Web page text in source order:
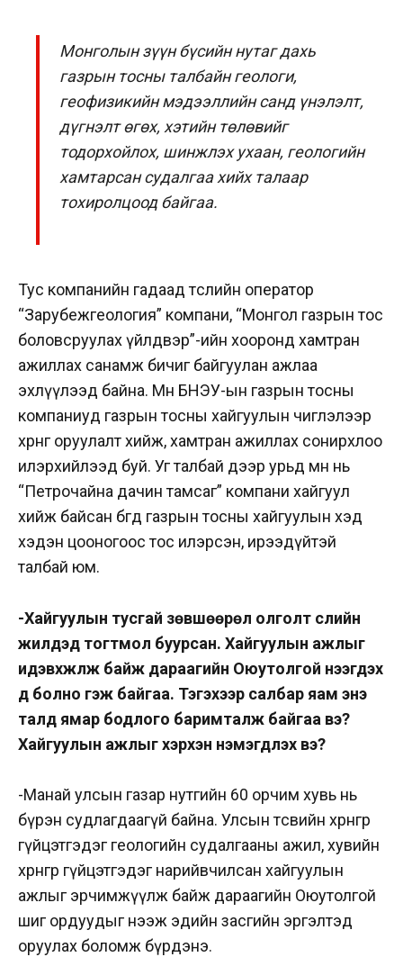
Монголын зүүн бүсийн нутаг дахь
газрын тосны талбайн геологи,
геофизикийн мэдээллийн санд үнэлэлт,
дүгнэлт өгөх, хэтийн төлөвийг
тодорхойлох, шинжлэх ухаан, геологийн
хамтарсан судалгаа хийх талаар
тохиролцоод байгаа.
Тус компанийн гадаад төслийн оператор
“Зарубежгеология” компани, “Монгол газрын тос
боловсруулах үйлдвэр”-ийн хооронд хамтран
ажиллах санамж бичиг байгуулан ажлаа
эхлүүлээд байна. Мөн БНЭУ-ын газрын тосны
компаниуд газрын тосны хайгуулын чиглэлээр
хөрөнгө оруулалт хийж, хамтран ажиллах сонирхлоо
илэрхийлээд буй. Уг талбай дээр урьд өмнө нь
“Петрочайна дачин тамсаг” компани хайгуул
хийж байсан бөгөөд газрын тосны хайгуулын хэд
хэдэн цооногоос тос илэрсэн, ирээдүйтэй
талбай юм.
-Хайгуулын тусгай зөвшөөрөл олголт сүүлийн
жилүүдэд тогтмол буурсан. Хайгуулын ажлыг
идэвхжүүлж байж дараагийн Оюутолгой нээгдэх
үүд болно гэж байгаа. Тэгэхээр салбар яам энэ
талд ямар бодлого баримталж байгаа вэ?
Хайгуулын ажлыг хэрхэн нэмэгдүүлэх вэ?
-Манай улсын газар нутгийн 60 орчим хувь нь
бүрэн судлагдаагүй байна. Улсын төсвийн хөрөнгөөр
гүйцэтгэдэг геологийн судалгааны ажил, хувийн
хөрөнгөөр гүйцэтгэдэг нарийвчилсан хайгуулын
ажлыг эрчимжүүлж байж дараагийн Оюутолгой
шиг ордуудыг нээж эдийн засгийн эргэлтэд
оруулах боломж бүрдэнэ.